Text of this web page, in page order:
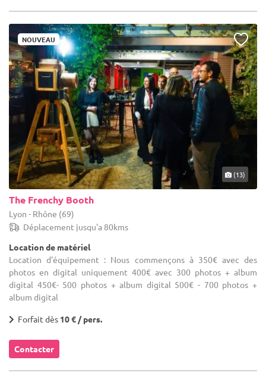
NOUVEAU
(13)
The Frenchy Booth
Lyon - Rhône (69)
Déplacement jusqu'a 80kms
Location de matériel
Location d'équipement : Nous commençons à 350€ avec des
photos en digital uniquement 400€ avec 300 photos + album
digital 450€- 500 photos + album digital 500€ - 700 photos +
album digital
Forfait dès 10 € / pers.
Contacter